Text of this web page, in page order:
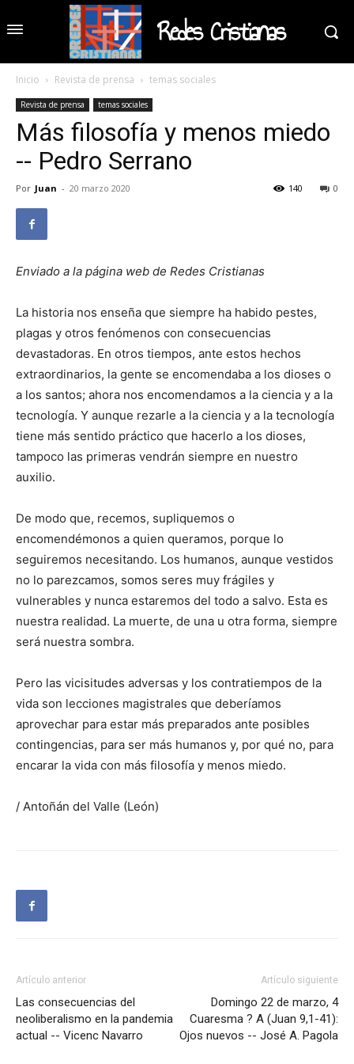
Redes Cristianas
Inicio Revista de prensa temas sociales
Revista de prensa temas sociales
Más filosofía y menos miedo
-- Pedro Serrano
Por Juan - 20 marzo 2020 0
140
Enviado a la página web de Redes Cristianas
La historia nos enseña que siempre ha habido pestes,
plagas y otros fenómenos con consecuencias
devastadoras. En otros tiempos, ante estos hechos
extraordinarios, la gente se encomendaba a los dioses o
a los santos; ahora nos encomendamos a la ciencia y a la
tecnología. Y aunque rezarle a la ciencia y a la tecnología
tiene más sentido práctico que hacerlo a los dioses,
tampoco las primeras vendrán siempre en nuestro
auxilio.
De modo que, recemos, supliquemos o
encomendémonos a quien queramos, porque lo
seguiremos necesitando. Los humanos, aunque vestidos
no lo parezcamos, somos seres muy frágiles y
vulnerables y nunca estaremos del todo a salvo. Esta es
nuestra realidad. La muerte, de una u otra forma, siempre
será nuestra sombra.
Pero las vicisitudes adversas y los contratiempos de la
vida son lecciones magistrales que deberíamos
aprovechar para estar más preparados ante posibles
contingencias, para ser más humanos y, por qué no, para
encarar la vida con más filosofía y menos miedo.
/ Antoñán del Valle (León)
Artículo anterior
Las consecuencias del
neoliberalismo en la pandemia
actual -- Vicenc Navarro
Artículo siguiente
Domingo 22 de marzo, 4
Cuaresma ? A (Juan 9,1-41):
Ojos nuevos -- José A. Pagola